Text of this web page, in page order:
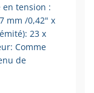
en tension :
mm /0,42" x
23 x
Comme
de